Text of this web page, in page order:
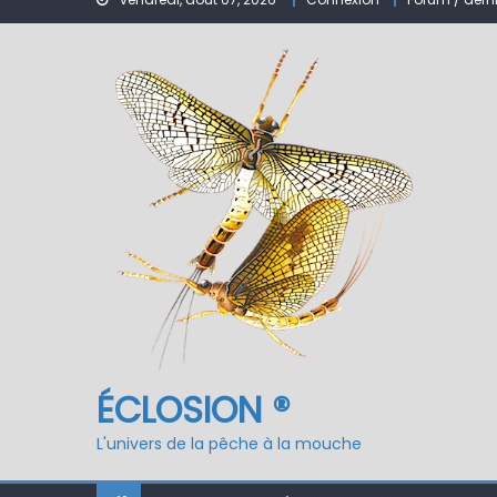
Nymphe pour NAV –
ÉCLOSION ®
L'univers de la pêche à la mouche